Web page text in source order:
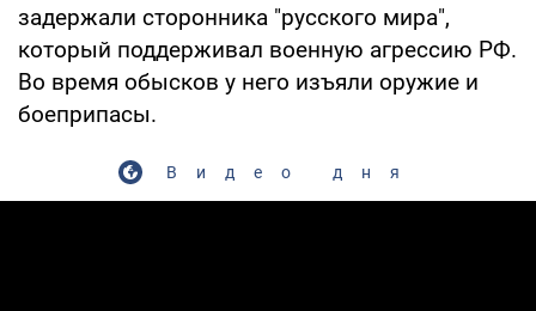
задержали сторонника "русского мира",
который поддерживал военную агрессию РФ.
Во время обысков у него изъяли оружие и
боеприпасы.
Видео дня